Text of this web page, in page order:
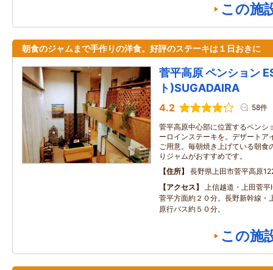
この施
朝食のジャムまで手作りの洋食。好評のステーキは１日おきに
菅平高原 ペンション
ト)SUGADAIRA
4.2 58件
菅平高原中心部に位置するペンシ
ーロインステーキを。デザートア
ご用意。毎朝焼き上げている朝食
りジャムがおすすめです。
住所
長野県上田市菅平高原
アクセス
上信越道・上田菅
菅平方面約２０分。長野新幹線・
原行バス約５０分。
この施